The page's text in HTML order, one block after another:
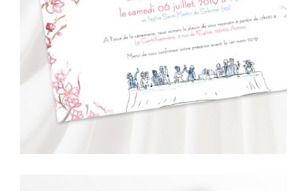
dessin illustration , mise en page